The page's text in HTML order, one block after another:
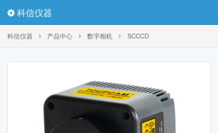
科信仪器
科信仪器 产品中心 数字相机 SCCCD